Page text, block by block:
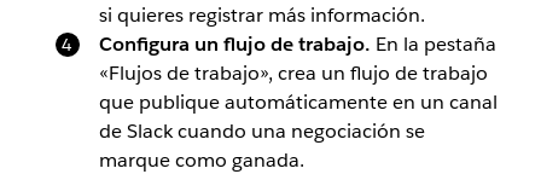
si quieres registrar más información.
Configura un flujo de trabajo. En la pestaña
«Flujos de trabajo», crea un flujo de trabajo
que publique automáticamente en un canal
de Slack cuando una negociación se
marque como ganada.